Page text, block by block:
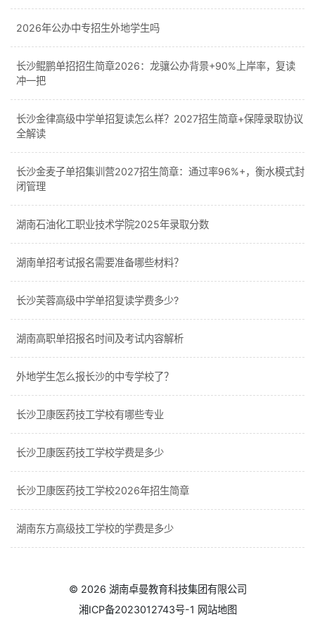
2026年公办中专招生外地学生吗
长沙鲲鹏单招招生简章2026：龙骧公办背景+90%上岸率，复读
冲一把
长沙金律高级中学单招复读怎么样？2027招生简章+保障录取协议
全解读
长沙金麦子单招集训营2027招生简章：通过率96%+，衡水模式封
闭管理
湖南石油化工职业技术学院2025年录取分数
湖南单招考试报名需要准备哪些材料？
长沙芙蓉高级中学单招复读学费多少?
湖南高职单招报名时间及考试内容解析
外地学生怎么报长沙的中专学校了？
长沙卫康医药技工学校有哪些专业
长沙卫康医药技工学校学费是多少
长沙卫康医药技工学校2026年招生简章
湖南东方高级技工学校的学费是多少
© 2026 湖南卓曼教育科技集团有限公司
湘ICP备2023012743号-1 网站地图